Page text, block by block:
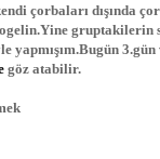
çorbaları dışında
yapmışım.Bugün
göz atabilir.